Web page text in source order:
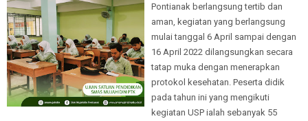
Pontianak berlangsung tertib dan
aman, kegiatan yang berlangsung
mulai tanggal 6 April sampai dengan
16 April 2022 dilangsungkan secara
tatap muka dengan menerapkan
protokol kesehatan. Peserta didik
pada tahun ini yang mengikuti
kegiatan USP ialah sebanyak 55